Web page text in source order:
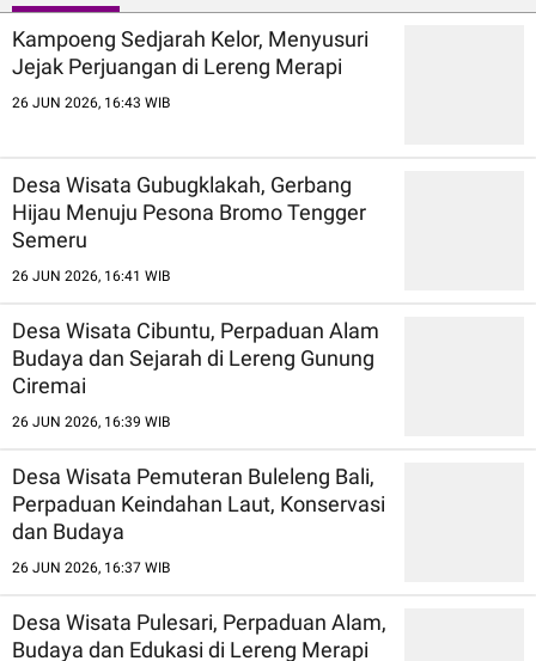
Kampoeng Sedjarah Kelor, Menyusuri
Jejak Perjuangan di Lereng Merapi
26 JUN 2026, 16:43 WIB
Desa Wisata Gubugklakah, Gerbang
Hijau Menuju Pesona Bromo Tengger
Semeru
26 JUN 2026, 16:41 WIB
Desa Wisata Cibuntu, Perpaduan Alam
Budaya dan Sejarah di Lereng Gunung
Ciremai
26 JUN 2026, 16:39 WIB
Desa Wisata Pemuteran Buleleng Bali,
Perpaduan Keindahan Laut, Konservasi
dan Budaya
26 JUN 2026, 16:37 WIB
Desa Wisata Pulesari, Perpaduan Alam,
Budaya dan Edukasi di Lereng Merapi